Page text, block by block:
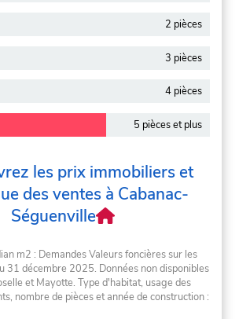
2 pièces
3 pièces
4 pièces
5 pièces et plus
les prix immobiliers et
des ventes à Cabanac-
Séguenville
m2 : Demandes Valeurs foncières sur les
31 décembre 2025. Données non disponibles
et Mayotte. Type d'habitat, usage des
nombre de pièces et année de construction :